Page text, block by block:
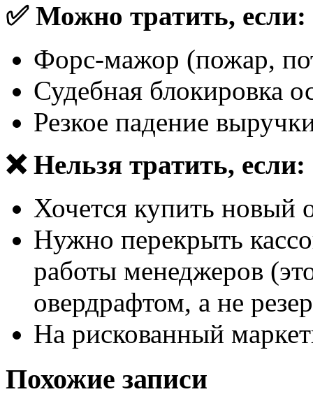
✅ Можно тратить, если:
Форс-мажор (пожар,
Судебная блокировка
Резкое падение
❌ Нельзя тратить, если:
Хочется купить новый
Нужно перекрыть
работы менеджеров
овердрафтом, а не
На рискованный
Похожие записи